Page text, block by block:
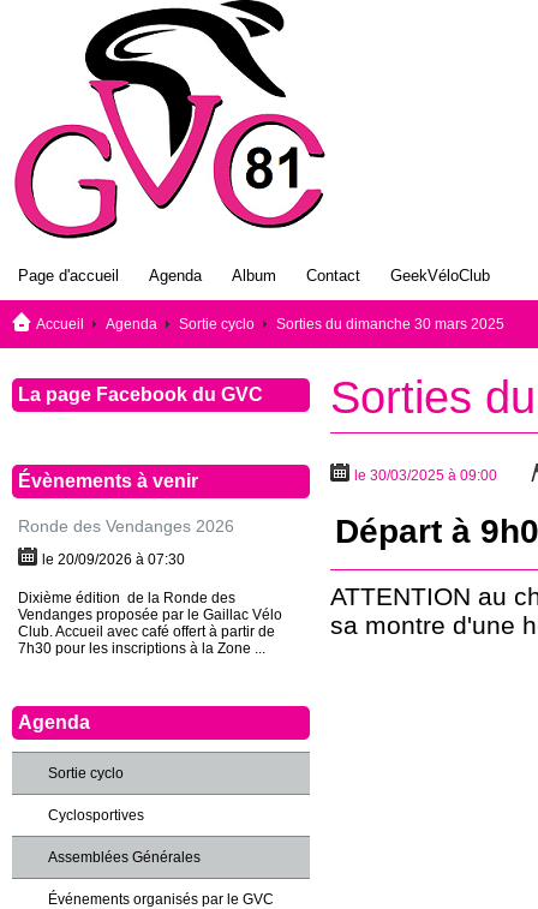
Page d'accueil Agenda Album Contact GeekVéloClub
Accueil Agenda Sortie cyclo Sorties du dimanche 30 mars 2025
Sorties
le 30/03/2025 à 09:00
Départ à
ATTENTION au
sa montre d'une
La page Facebook du GVC
Évènements à venir
Ronde des Vendanges 2026
le 20/09/2026 à 07:30
Dixième édition de la Ronde des
Vendanges proposée par le Gaillac Vélo
Club. Accueil avec café offert à partir de
7h30 pour les inscriptions à la Zone ...
Agenda
Sortie cyclo
Cyclosportives
Assemblées Générales
Événements organisés par le GVC